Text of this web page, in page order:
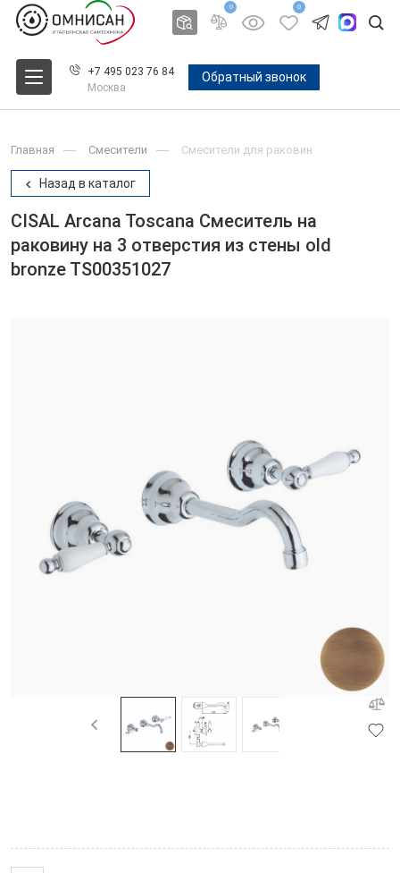
0 0
+7 495 023 76 84
Москва
Обратный звонок
Главная Смесители Смесители для раковин
Назад в каталог
CISAL Arcana Toscana Смеситель на
раковину на 3 отверстия из стены old
bronze TS00351027